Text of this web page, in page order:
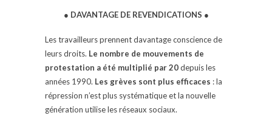
● DAVANTAGE DE REVENDICATIONS ●
Les travailleurs prennent davantage conscience de
leurs droits. Le nombre de mouvements de
protestation a été multiplié par 20depuis les
années 1990. Les grèves sont plus efficaces : la
répression n’est plus systématique et la nouvelle
génération utilise les réseaux sociaux.